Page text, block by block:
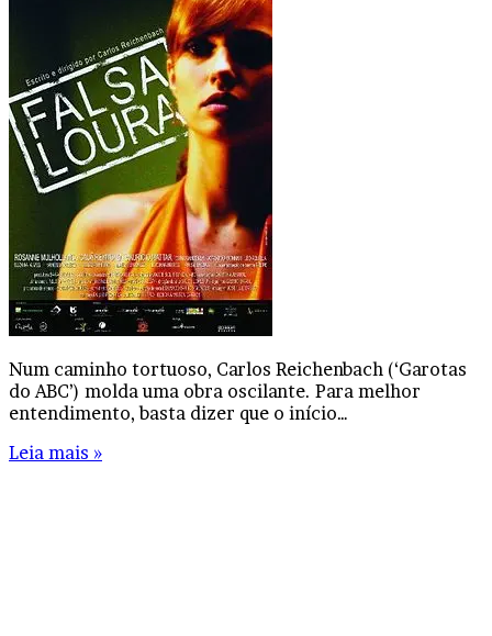
Num caminho tortuoso, Carlos Reichenbach (‘Garotas
do ABC’) molda uma obra oscilante. Para melhor
entendimento, basta dizer que o início…
Leia mais »